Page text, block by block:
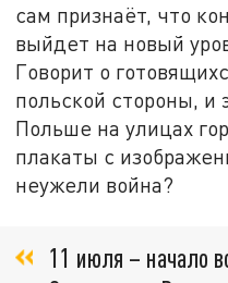
сам признаёт, что
выйдет на новый
Говорит о
польской стороны, и
Польше на улицах
плакаты с
неужели война?
11 июля – начало